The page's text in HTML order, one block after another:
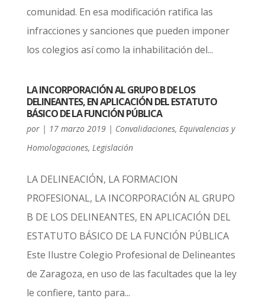
comunidad. En esa modificación ratifica las
infracciones y sanciones que pueden imponer
los colegios así como la inhabilitación del...
LA INCORPORACIÓN AL GRUPO B DE LOS
DELINEANTES, EN APLICACIÓN DEL ESTATUTO
BÁSICO DE LA FUNCIÓN PÚBLICA
por | 17 marzo 2019| Convalidaciones, Equivalencias y
Homologaciones, Legislación
LA DELINEACIÓN, LA FORMACION
PROFESIONAL, LA INCORPORACIÓN AL GRUPO
B DE LOS DELINEANTES, EN APLICACIÓN DEL
ESTATUTO BÁSICO DE LA FUNCIÓN PÚBLICA
Este Ilustre Colegio Profesional de Delineantes
de Zaragoza, en uso de las facultades que la ley
le confiere, tanto para...